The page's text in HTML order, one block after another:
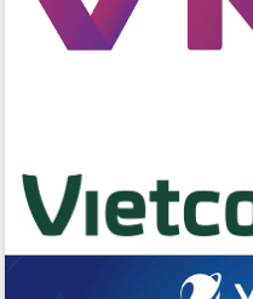
Tập huấn nâng cao năng lực triển khai
chuyển đổi số cho cán bộ, công chức
Đẩy mạnh cải cách hành chính, quyết
tâm đạt được mục tiêu tăng trưởng
hai con số trong năm 2026
Tổ chức trang trọng Lễ hội Đền thờ
Lương Văn Chánh năm 2026